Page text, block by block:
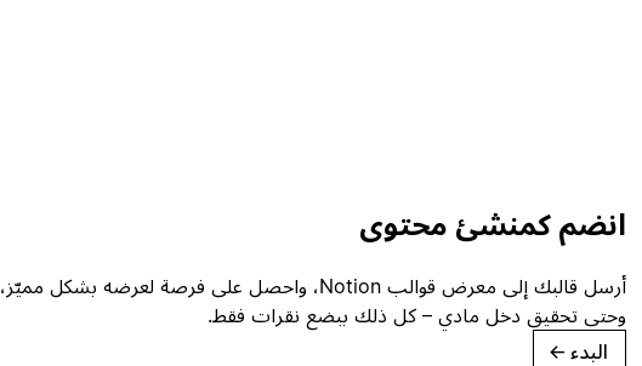
انضم كمنشئ محتوى
أرسل قالبك إلى معرض قوالب Notion، واحصل على فرصة لعرضه بشكل مميّز،
وحتى تحقيق دخل مادي – كل ذلك ببضع نقرات فقط.
البدء →